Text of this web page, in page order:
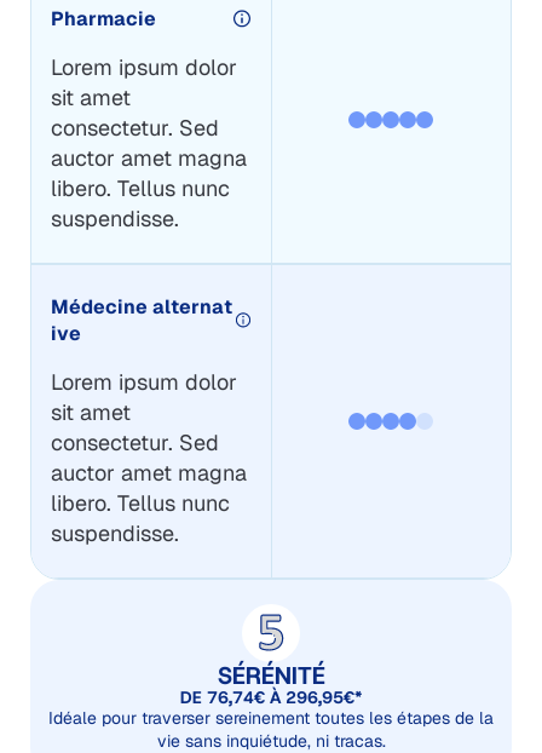
Pharmacie
Lorem ipsum dolor
sit amet
consectetur. Sed
auctor amet magna
libero. Tellus nunc
suspendisse.
Médecine alternat
ive
Lorem ipsum dolor
sit amet
consectetur. Sed
auctor amet magna
libero. Tellus nunc
suspendisse.
SÉRÉNITÉ
DE 76,74€ À 296,95€*
Idéale pour traverser sereinement toutes les étapes de la
vie sans inquiétude, ni tracas.